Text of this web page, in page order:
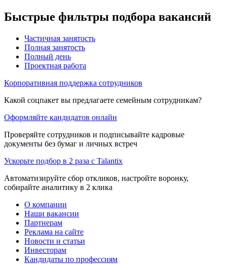
Быстрые фильтры подбора вакансий
Частичная занятость
Полная занятость
Полный день
Проектная работа
Корпоративная поддержка сотрудников
Какой соцпакет вы предлагаете семейным сотрудникам?
Оформляйте кандидатов онлайн
Проверяйте сотрудников и подписывайте кадровые
документы без бумаг и личных встреч
Ускорьте подбор в 2 раза с Talantix
Автоматизируйте сбор откликов, настройте воронку,
собирайте аналитику в 2 клика
О компании
Наши вакансии
Партнерам
Реклама на сайте
Новости и статьи
Инвесторам
Кандидаты по профессиям